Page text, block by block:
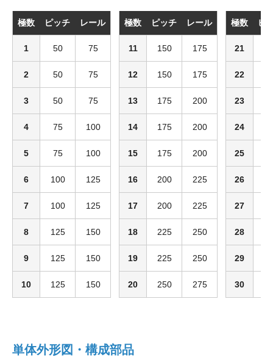
極数 ピッチ レール
1 50 75
2 50 75
3 50 75
4 75 100
5 75 100
6 100 125
7 100 125
8 125 150
9 125 150
10 125 150
極数 ピッチ レール
11 150 175
12 150 175
13 175 200
14 175 200
15 175 200
16 200 225
17 200 225
18 225 250
19 225 250
20 250 275
極数 ピ
21
22
23
24
25
26
27
28
29
30
単体外形図・構成部品